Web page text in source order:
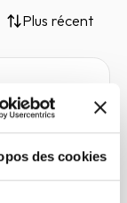
des cookies
Plus récent
du